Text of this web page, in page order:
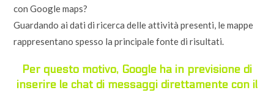
con Google maps?
Guardando ai dati di ricerca delle attività presenti, le mappe
rappresentano spesso la principale fonte di risultati.
Per questo motivo, Google ha in previsione di
inserire le chat di messaggi direttamente con il